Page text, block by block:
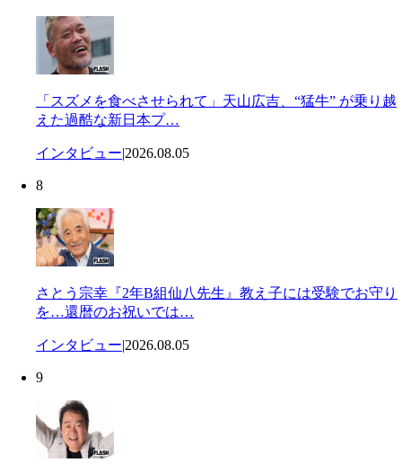
「スズメを食べさせられて」天山広吉、“猛牛” が乗り越
えた過酷な新日本プ…
インタビュー|2026.08.05
8
さとう宗幸『2年B組仙八先生』教え子には受験でお守り
を…還暦のお祝いでは…
インタビュー|2026.08.05
9